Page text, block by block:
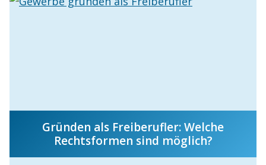
Gründen als Freiberufler: Welche
Rechtsformen sind möglich?